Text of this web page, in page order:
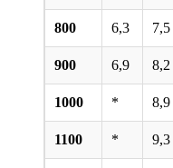
800 6,3 7,5
900 6,9 8,2
1000 * 8,9
1100 * 9,3